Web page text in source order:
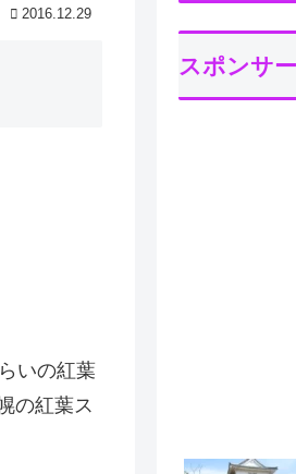
2016.12.29
いの紅葉
の紅葉ス
スポンサ